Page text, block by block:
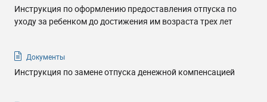
Инструкция по оформлению предоставления отпуска по
уходу за ребенком до достижения им возраста трех лет
Документы
Инструкция по замене отпуска денежной компенсацией